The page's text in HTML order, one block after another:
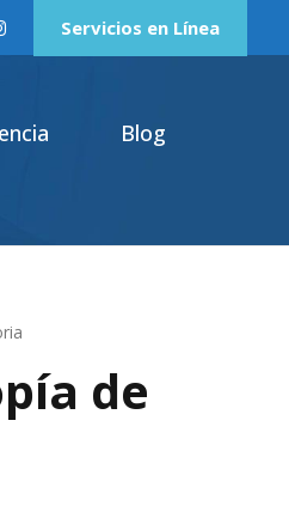
Servicios en Línea
Blog
de